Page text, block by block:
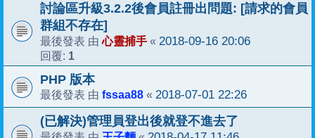
討論區升級3.2.2後會員註冊出問題: [請求的會員
群組不存在]
最後發表 由心靈捕手 « 2018-09-16 20:06
回覆: 1
PHP 版本
最後發表 由 fssaa88 « 2018-07-01 22:26
(已解決)管理員登出後就登不進去了